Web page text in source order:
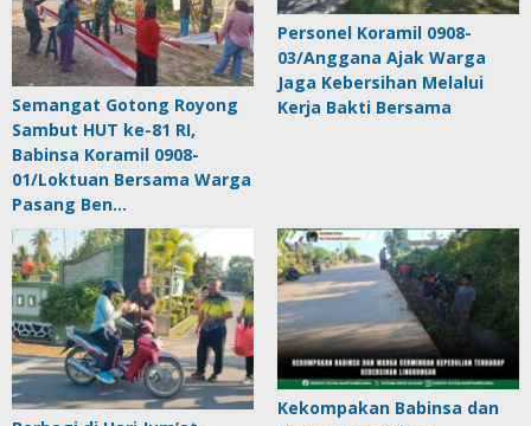
Semangat Gotong Royong
Sambut HUT ke-81 RI,
Babinsa Koramil 0908-
01/Loktuan Bersama Warga
Pasang Ben…
Personel Koramil 0908-
03/Anggana Ajak Warga
Jaga Kebersihan Melalui
Kerja Bakti Bersama
Kekompakan Babinsa dan